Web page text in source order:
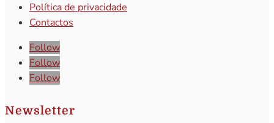
Política de privacidade
Contactos
Follow
Follow
Follow
Newsletter